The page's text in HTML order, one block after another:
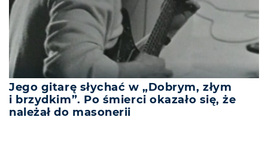
Jego gitarę słychać w „Dobrym, złym
i brzydkim”. Po śmierci okazało się, że
należał do masonerii